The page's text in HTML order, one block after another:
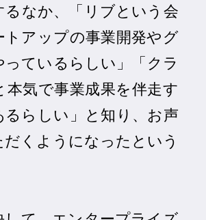
るなか、「リブという会
トアップの事業開発やグ
っているらしい」「クラ
本気で事業成果を伴走す
るらしい」と知り、お声
くようになったという